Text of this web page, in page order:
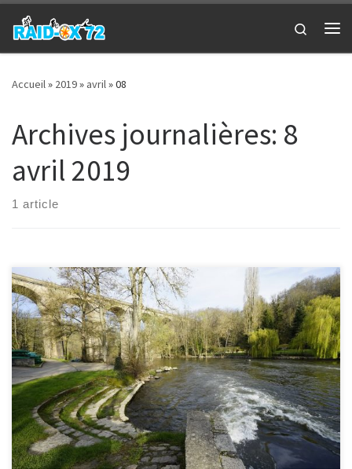
Passer au contenu
Search
Accueil» 2019» avril»08
Archives journalières: 8
avril 2019
1 article
1er Raid Officiel de la saison 2019 pour la Team Raid-Ox 72 était
présente sur les 2 formats sportifs (6h […]